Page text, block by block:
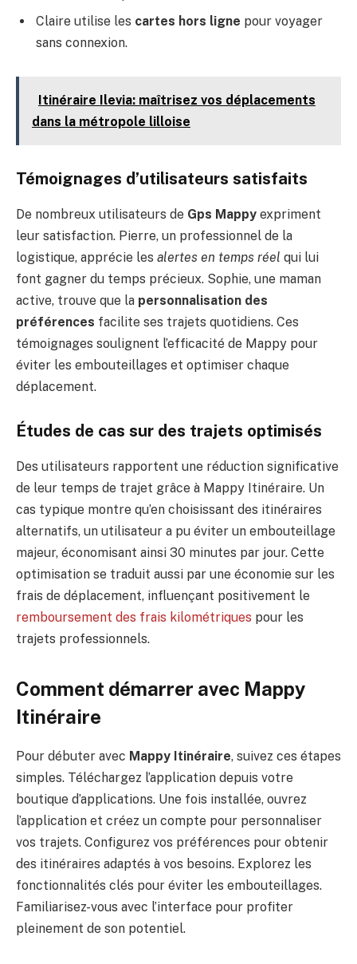
Claire utilise les cartes hors ligne pour voyager
sans connexion.
Itinéraire Ilevia: maîtrisez vos déplacements
dans la métropole lilloise
Témoignages d’utilisateurs satisfaits
De nombreux utilisateurs de Gps Mappy expriment
leur satisfaction. Pierre, un professionnel de la
logistique, apprécie les alertes en temps réel qui lui
font gagner du temps précieux. Sophie, une maman
active, trouve que la personnalisation des
préférences facilite ses trajets quotidiens. Ces
témoignages soulignent l’efficacité de Mappy pour
éviter les embouteillages et optimiser chaque
déplacement.
Études de cas sur des trajets optimisés
Des utilisateurs rapportent une réduction significative
de leur temps de trajet grâce à Mappy Itinéraire. Un
cas typique montre qu’en choisissant des itinéraires
alternatifs, un utilisateur a pu éviter un embouteillage
majeur, économisant ainsi 30 minutes par jour. Cette
optimisation se traduit aussi par une économie sur les
frais de déplacement, influençant positivement le
remboursement des frais kilométriques pour les
trajets professionnels.
Comment démarrer avec Mappy
Itinéraire
Pour débuter avec Mappy Itinéraire, suivez ces étapes
simples. Téléchargez l’application depuis votre
boutique d’applications. Une fois installée, ouvrez
l’application et créez un compte pour personnaliser
vos trajets. Configurez vos préférences pour obtenir
des itinéraires adaptés à vos besoins. Explorez les
fonctionnalités clés pour éviter les embouteillages.
Familiarisez-vous avec l’interface pour profiter
pleinement de son potentiel.